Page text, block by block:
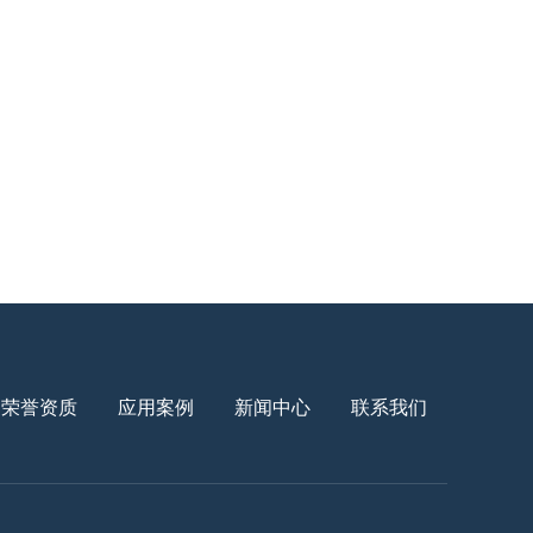
荣誉资质 应用案例 新闻中心 联系我们